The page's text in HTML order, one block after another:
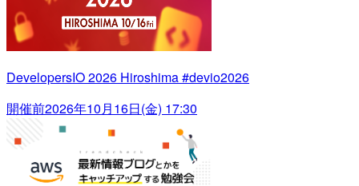
DevelopersIO 2026 Hiroshima #devio2026
開催前2026年10月16日(金) 17:30